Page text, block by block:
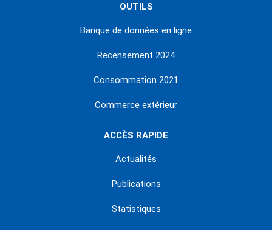
OUTILS
Banque de données en ligne
Recensement 2024
Consommation 2021
Commerce extérieur
ACCÈS RAPIDE
Actualités
Publications
Statistiques